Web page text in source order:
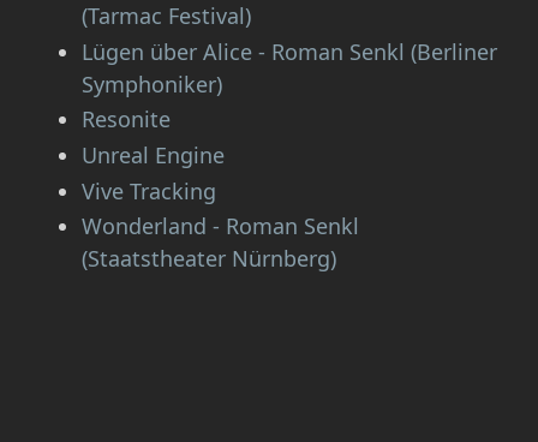
(Tarmac Festival)
Lügen über Alice - Roman Senkl (Berliner
Symphoniker)
Resonite
Unreal Engine
Vive Tracking
Wonderland - Roman Senkl
(Staatstheater Nürnberg)